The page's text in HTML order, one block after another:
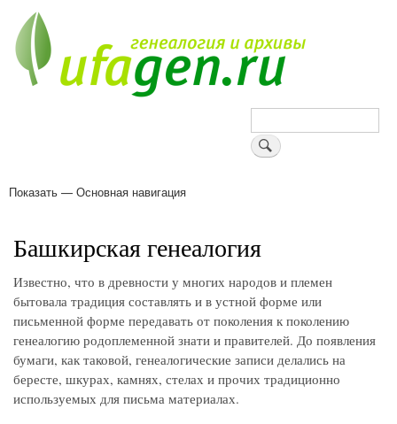
основному
содержанию
Поиск
Основная
Показать — Основная навигация
Башкирская генеалогия
Известно, что в древности у многих народов и племен
бытовала традиция составлять и в устной форме или
письменной форме передавать от поколения к поколению
генеалогию родоплеменной знати и правителей. До появления
бумаги, как таковой, генеалогические записи делались на
бересте, шкурах, камнях, стелах и прочих традиционно
используемых для письма материалах.